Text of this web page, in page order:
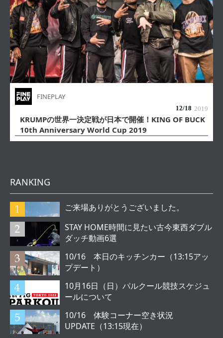
FINEPLAY
12/18 2019
KRUMPの世界一決定戦が日本で開催！KING OF BUCK
10th Anniversary World Cup 2019
RANKING
ご来場ありがとうございました。
STAY HOME時間に見たい古今東西ダブル
ダッチ動画6選
10/16 本日のキッチンカー（13:15アッ
プデート）
10月16日（日）パルクール競技スケジュ
ールについて
10/16 体験コーナー空き状況
UPDATE（13:15現在）